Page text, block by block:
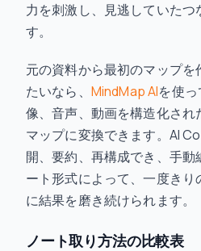
力を刺激し、見逃していたつ
す。
元の資料から最初のマップを
たいなら、 MindMap AIを使
像、音声、動画を構造化され
マップに変換できます。AI
開、要約、再構成でき、手
ート形式によって、一度き
に結果を磨き続けられます。
ノート取り方法の比較表